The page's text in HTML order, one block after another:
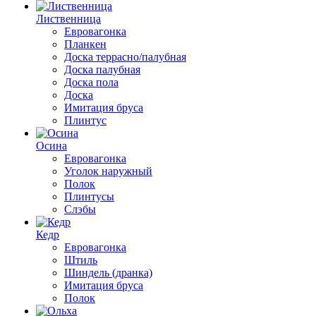
Лиственница
Евровагонка
Планкен
Доска террасно/палубная
Доска палубная
Доска пола
Доска
Имитация бруса
Плинтус
Осина
Евровагонка
Уголок наружный
Полок
Плинтусы
Слэбы
Кедр
Евровагонка
Штиль
Шиндель (дранка)
Имитация бруса
Полок